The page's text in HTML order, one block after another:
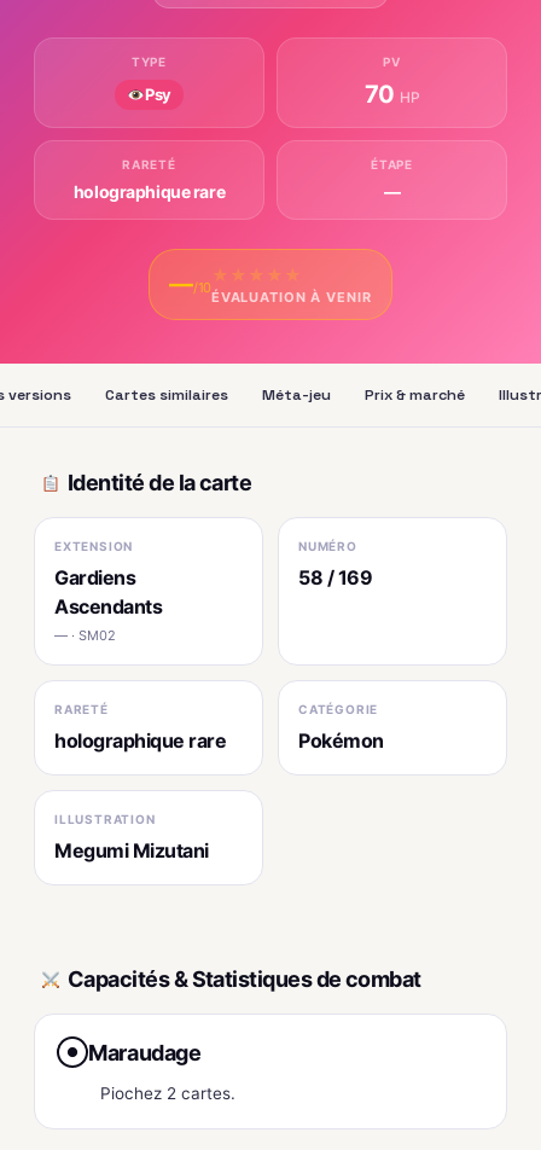
TYPE
Psy
PV
70 HP
RARETÉ
holographique rare
ÉTAPE
—
—/10
★ ★ ★ ★ ★
ÉVALUATION À VENIR
versions Cartes similaires Méta-jeu Prix & marché
Identité de la carte
EXTENSION
Gardiens
Ascendants
— · SM02
NUMÉRO
58 / 169
RARETÉ
holographique rare
CATÉGORIE
Pokémon
ILLUSTRATION
Megumi Mizutani
Capacités & Statistiques de combat
● Maraudage
Piochez 2 cartes.